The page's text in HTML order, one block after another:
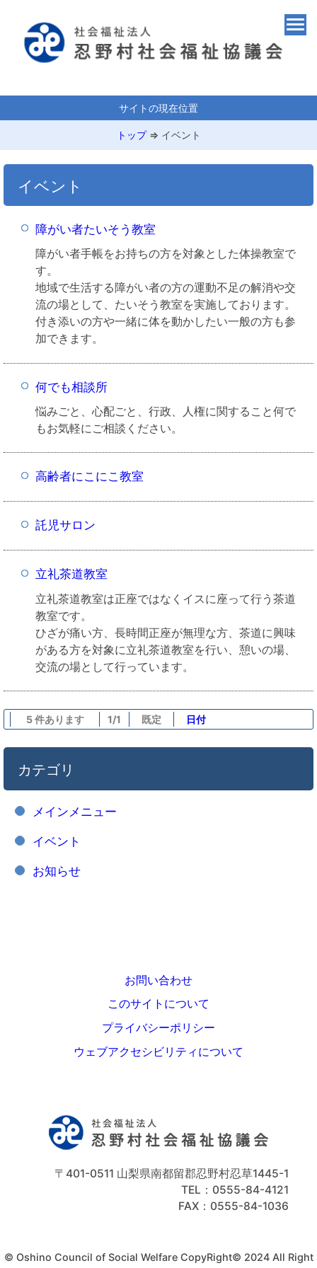
サイトの現在位置
トップ⇒ イベント
イベント
障がい者たいそう教室
障がい者手帳をお持ちの方を対象とした体操教室で
す。
地域で生活する障がい者の方の運動不足の解消や交
流の場として、たいそう教室を実施しております。
付き添いの方や一緒に体を動かしたい一般の方も参
加できます。
何でも相談所
悩みごと、心配ごと、行政、人権に関すること何で
もお気軽にご相談ください。
高齢者にこにこ教室
託児サロン
立礼茶道教室
立礼茶道教室は正座ではなくイスに座って行う茶道
教室です。
ひざが痛い方、長時間正座が無理な方、茶道に興味
がある方を対象に立礼茶道教室を行い、憩いの場、
交流の場として行っています。
5 件あります 1/1 既定 日付
カテゴリ
メインメニュー
イベント
お知らせ
お問い合わせ
このサイトについて
プライバシーポリシー
ウェブアクセシビリティについて
〒401-0511 山梨県南都留郡忍野村忍草1445-1
TEL：0555-84-4121
FAX：0555-84-1036
© Oshino Council of Social Welfare CopyRight© 2024 All Right